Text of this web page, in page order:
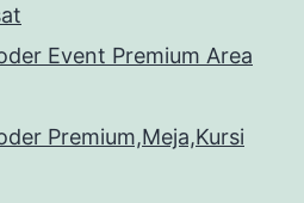
Event Premium Area
Premium,Meja,Kursi